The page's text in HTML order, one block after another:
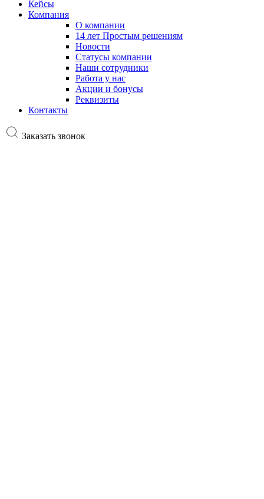
Кейсы
Компания
О компании
14 лет Простым решениям
Новости
Статусы компании
Наши сотрудники
Работа у нас
Акции и бонусы
Реквизиты
Контакты
Заказать звонок